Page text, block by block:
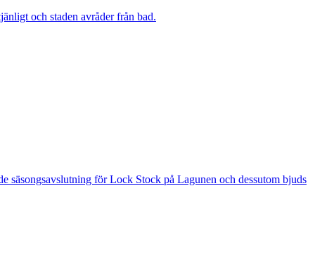
och staden avråder från bad.
säsongsavslutning för Lock Stock på Lagunen och dessutom bjuds